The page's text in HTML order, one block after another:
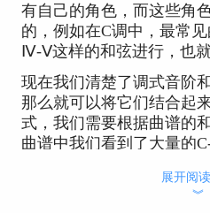
有自己的角色，而这些角
的，例如在C调中，最常
Ⅳ-Ⅴ这样的和弦进行，也就
现在我们清楚了调式音阶
那么就可以将它们结合起
式，我们需要根据曲谱的
曲谱中我们看到了大量的
出歌曲是C调的结论。这
展开阅
︾